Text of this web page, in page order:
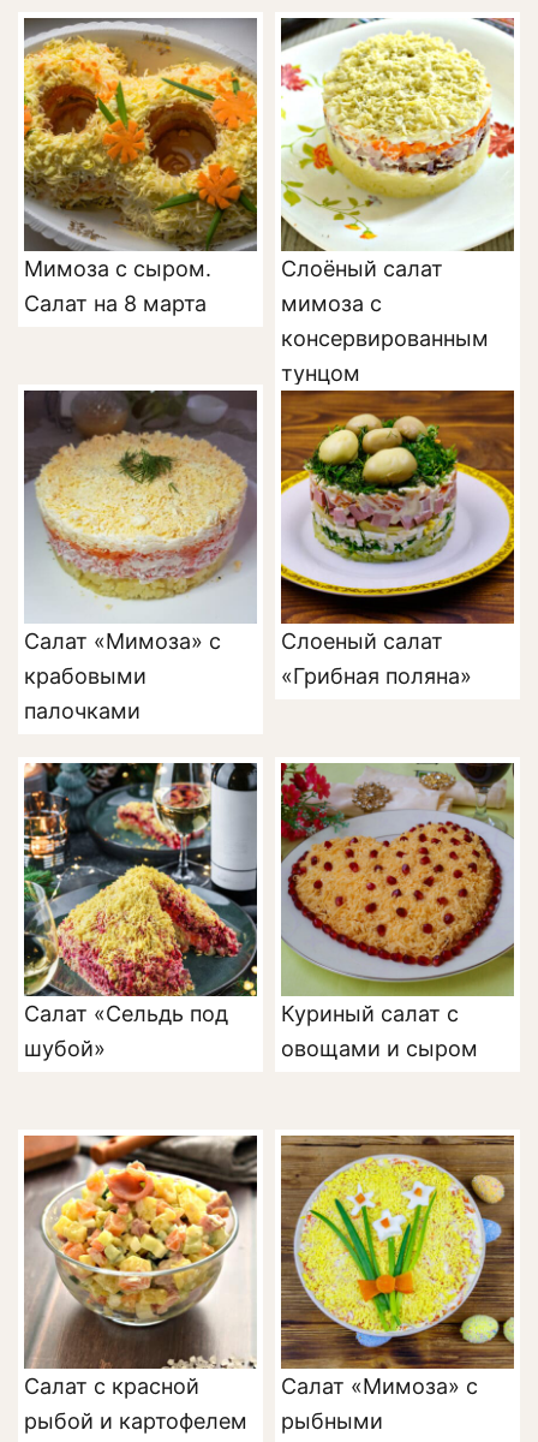
Мимоза с сыром.
Салат на 8 марта
Слоёный салат
мимоза с
консервированным
тунцом
Салат «Мимоза» с
крабовыми
палочками
Слоеный салат
«Грибная поляна»
Салат «Сельдь под
шубой»
Куриный салат с
овощами и сыром
Салат с красной
рыбой и картофелем
Салат «Мимоза» с
рыбными